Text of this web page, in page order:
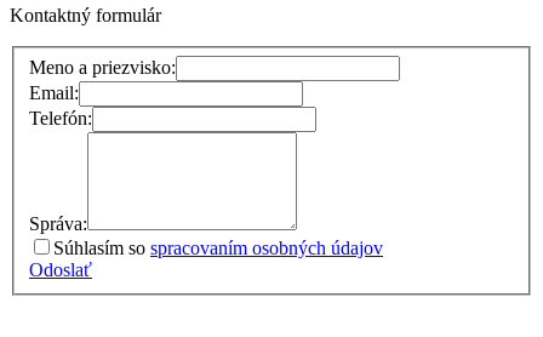
Kontaktný formulár
Meno a priezvisko:
Email:
Telefón:
Správa:
Súhlasím so spracovaním osobných údajov
Odoslať